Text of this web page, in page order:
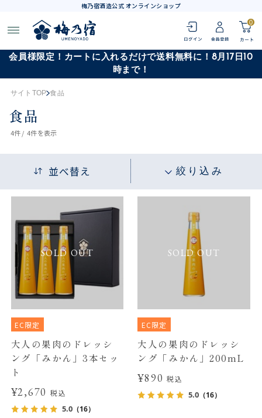
梅乃宿酒造公式 オンラインショップ
0
会員様限定！カートに入れるだけで送料無料に！8月17日10
時まで！
サイトTOP 食品
食品
4件 / 4件を表示
並べ替え 絞り込み
SOLD OUT
EC限定
大人の果肉のドレッシ
ング「みかん」3本セッ
ト
¥2,670税込
5.0（16）
SOLD OUT
EC限定
大人の果肉のドレッシ
ング「みかん」200mL
¥890税込
5.0 （16）